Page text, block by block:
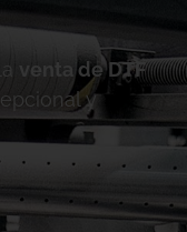
venta de DTF
y